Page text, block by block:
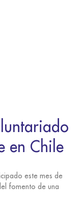
en Chile
este mes de
fomento de una